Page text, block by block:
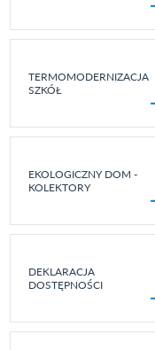
TERMOMODERNIZACJA
SZKÓŁ
EKOLOGICZNY DOM -
KOLEKTORY
DEKLARACJA
DOSTĘPNOŚCI